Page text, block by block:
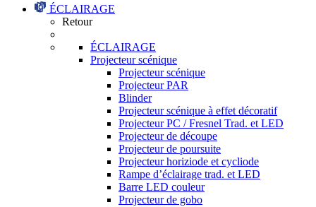
ÉCLAIRAGE
Retour
ÉCLAIRAGE
Projecteur scénique
Projecteur scénique
Projecteur PAR
Blinder
Projecteur scénique à effet décoratif
Projecteur PC / Fresnel Trad. et LED
Projecteur de découpe
Projecteur de poursuite
Projecteur horiziode et cycliode
Rampe d’éclairage trad. et LED
Barre LED couleur
Projecteur de gobo